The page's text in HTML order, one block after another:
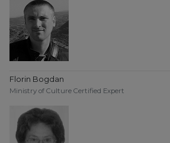
Florin Bogdan
Ministry of Culture Certified Expert